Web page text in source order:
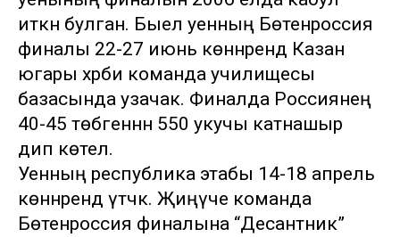
иткән булган. Быел уенның Бөтенроссия
финалы 22-27 июнь көннәрендә Казан
югары хәрби команда училищесы
базасында узачак. Финалда Россиянең
40-45 төбәгеннән 550 укучы катнашыр
дип көтелә.
Уенның республика этабы 14-18 апрель
көннәрендә үтәчәк. Җиңүче команда
Бөтенроссия финалына “Десантник”